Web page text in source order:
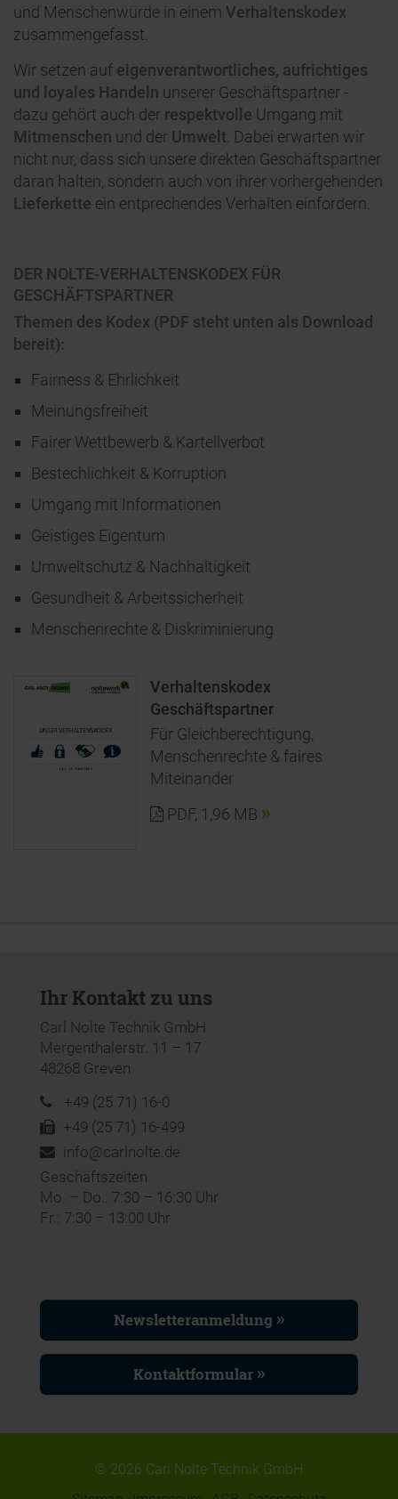
und Menschenwürde in einem Verhaltenskodex
zusammengefasst.
Wir setzen auf eigenverantwortliches, aufrichtiges
und loyales Handeln unserer Geschäftspartner -
dazu gehört auch der respektvolle Umgang mit
Mitmenschen und der Umwelt . Dabei erwarten wir
nicht nur, dass sich unsere direkten Geschäftspartner
daran halten, sondern auch von ihrer vorhergehenden
Lieferkette ein entprechendes Verhalten einfordern.
DER NOLTE-VERHALTENSKODEX FÜR
GESCHÄFTSPARTNER
Themen des Kodex (PDF steht unten als Download
bereit):
Fairness & Ehrlichkeit
Meinungsfreiheit
Fairer Wettbewerb & Kartellverbot
Bestechlichkeit & Korruption
Umgang mit Informationen
Geistiges Eigentum
Umweltschutz & Nachhaltigkeit
Gesundheit & Arbeitssicherheit
Menschenrechte & Diskriminierung
Verhaltenskodex
Geschäftspartner
Für Gleichberechtigung,
Menschenrechte & faires
Miteinander
PDF, 1,96 MB
Ihr Kontakt zu uns
Carl Nolte Technik GmbH
Mergenthalerstr. 11 – 17
48268 Greven
+49 (25 71) 16-0
+49 (25 71) 16-499
info@carlnolte.de
Geschäftszeiten
Mo. – Do.: 7:30 – 16:30 Uhr
Fr.: 7:30 – 13:00 Uhr
Newsletteranmeldung
Kontaktformular
© 2026 Carl Nolte Technik GmbH